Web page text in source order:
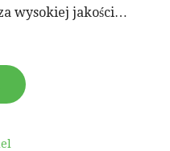
wysokiej jakości…